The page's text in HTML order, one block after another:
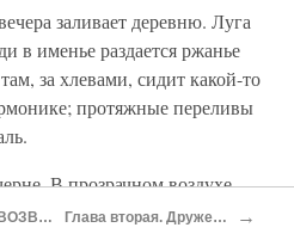
заливает деревню. Луга
в именье раздается ржанье
за хлевами, сидит какой-то
протяжные переливы
В прозрачном воздухе
замирая вдали.
Книга седьмая. ОДИССЕЙ ВОЗВРАЩАЕТСЯ ДОМОЙ Глава вторая. Дружественный Эол →